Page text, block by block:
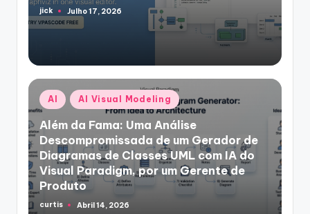
Posted
by
jick Julho 17, 2026
Posted
in
AI AI Visual Modeling
Além da Fama: Uma Análise
Descompromissada de um Gerador de
Diagramas de Classes UML com IA do
Visual Paradigm, por um Gerente de
Produto
Posted
curtis Abril 14, 2026